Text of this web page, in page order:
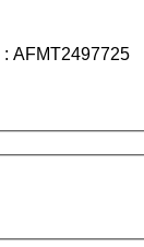
: AFMT2497725